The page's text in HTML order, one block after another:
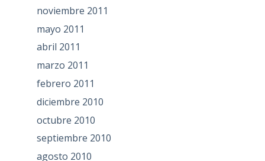
noviembre 2011
mayo 2011
abril 2011
marzo 2011
febrero 2011
diciembre 2010
octubre 2010
septiembre 2010
agosto 2010